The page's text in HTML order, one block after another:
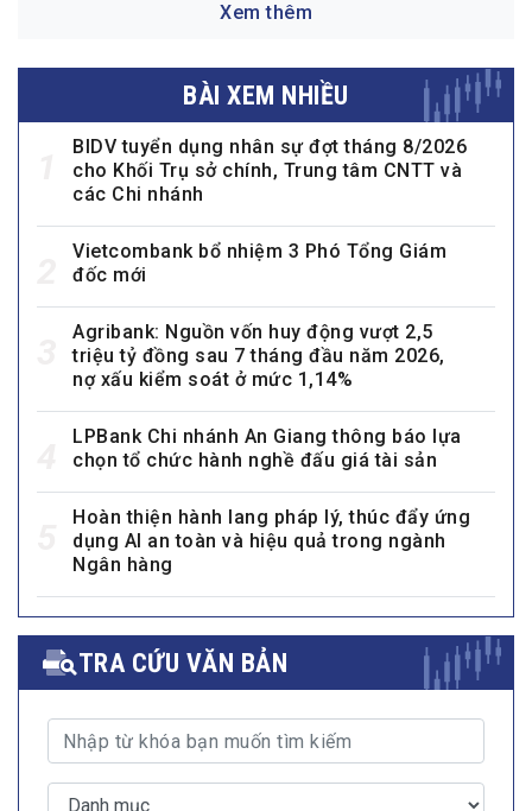
Xem thêm
BÀI XEM NHIỀU
BIDV tuyển dụng nhân sự đợt tháng 8/2026
cho Khối Trụ sở chính, Trung tâm CNTT và
các Chi nhánh
Vietcombank bổ nhiệm 3 Phó Tổng Giám
đốc mới
Agribank: Nguồn vốn huy động vượt 2,5
triệu tỷ đồng sau 7 tháng đầu năm 2026,
nợ xấu kiểm soát ở mức 1,14%
LPBank Chi nhánh An Giang thông báo lựa
chọn tổ chức hành nghề đấu giá tài sản
Hoàn thiện hành lang pháp lý, thúc đẩy ứng
dụng AI an toàn và hiệu quả trong ngành
Ngân hàng
TRA CỨU VĂN BẢN